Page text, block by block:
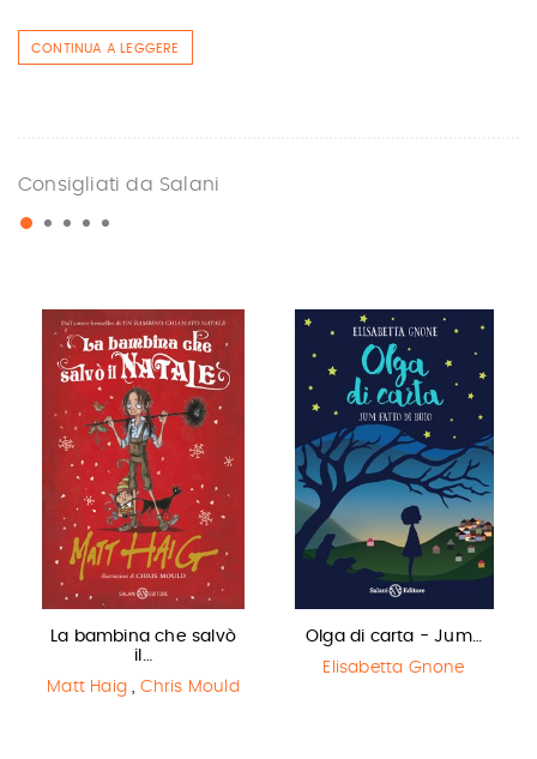
CONTINUA A LEGGERE
Consigliati da Salani
La bambina che salvò
il…
Matt Haig , Chris Mould
Olga di carta - Jum…
Elisabetta Gnone